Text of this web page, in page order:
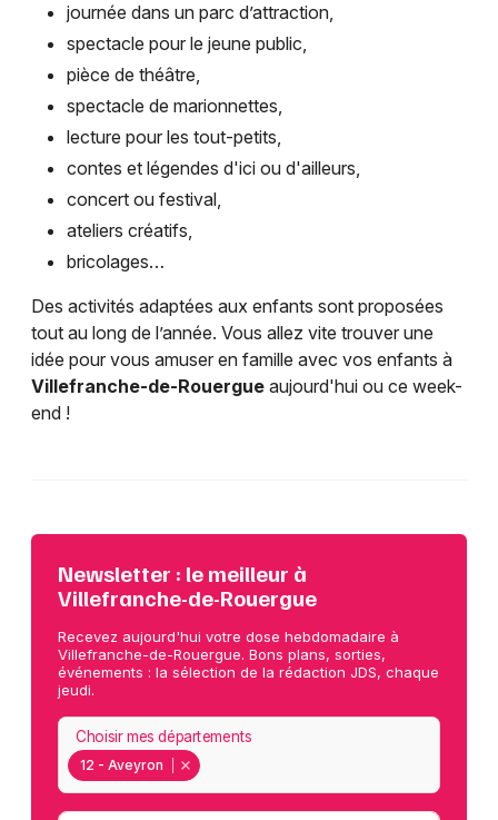
journée dans un parc d’attraction,
spectacle pour le jeune public,
pièce de théâtre,
spectacle de marionnettes,
lecture pour les tout-petits,
contes et légendes d'ici ou d'ailleurs,
concert ou festival,
ateliers créatifs,
bricolages…
Des activités adaptées aux enfants sont proposées
tout au long de l’année. Vous allez vite trouver une
idée pour vous amuser en famille avec vos enfants à
Villefranche-de-Rouergue aujourd'hui ou ce week-
end !
Newsletter : le meilleur à
Villefranche-de-Rouergue
Recevez aujourd'hui votre dose hebdomadaire à
Villefranche-de-Rouergue. Bons plans, sorties,
événements : la sélection de la rédaction JDS, chaque
jeudi.
12 - Aveyron
Choisir mes départements